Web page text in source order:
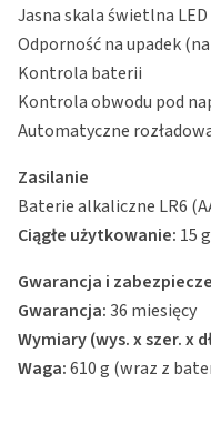
Jasna skala świetlna LED
Odporność na upadek
Kontrola baterii
Kontrola obwodu pod
Automatyczne
Zasilanie
Baterie alkaliczne LR6
Ciągłe użytkowanie: 15
Gwarancja i
Gwarancja:36 miesięcy
Wymiary (wys. x szer. x
Waga:610 g (wraz z